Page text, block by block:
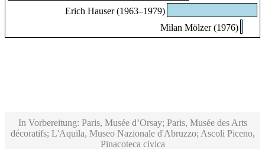
Erich Hauser (1963–1979)
Milan Mölzer (1976)
In Vorbereitung: Paris, Musée d’Orsay; Paris, Musée des Arts
décoratifs; L'Aquila, Museo Nazionale d'Abruzzo; Ascoli Piceno,
Pinacoteca civica